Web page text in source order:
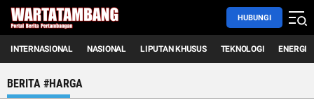
HUBUNGI
INTERNASIONAL NASIONAL LIPUTAN KHUSUS TEKNOLOGI ENERGI
BERITA #HARGA